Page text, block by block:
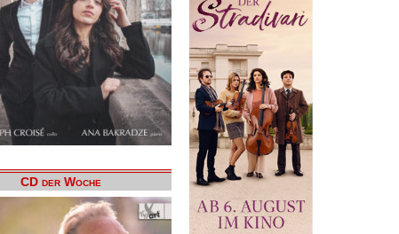
CD der Woche